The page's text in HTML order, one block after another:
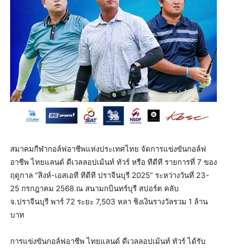
สมาคมกีฬากอล์ฟอาชีพแห่งประเทศไทย จัดการแข่งขันกอล์ฟ
อาชีพ ไทยแลนด์ ดีเวลลอปเม้นท์ ทัวร์ หรือ ทีดีที รายการที่ 7 ของ
ฤดูกาล “สิงห์-เอสเอที ทีดีที ปราจีนบุรี 2025” ระหว่างวันที่ 23-
25 กรกฎาคม 2568 ณ สนามกบินทร์บุรี สปอร์ต คลับ
จ.ปราจีนบุรี พาร์ 72 ระยะ 7,503 หลา ชิงเงินรางวัลรวม 1 ล้าน
บาท
การแข่งขันกอล์ฟอาชีพ ไทยแลนด์ ดีเวลลอปเม้นท์ ทัวร์ ได้รับ